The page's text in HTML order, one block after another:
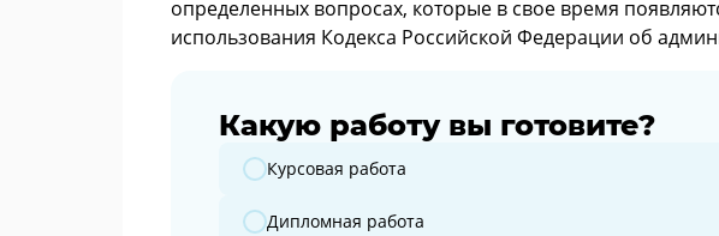
определенных вопросах, которые в свое время
использования Кодекса Российской Федерации об
Какую работу вы готовите?
Какую работу вы готовите?
Курсовая работа
Дипломная работа